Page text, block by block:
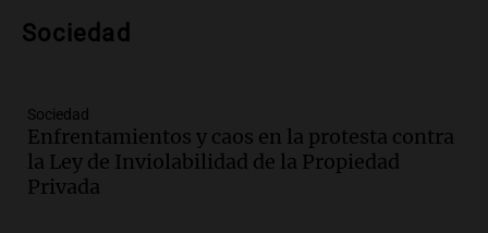
Episodios
sea, va a ser lindo”
La Cadena del Gol
Episodios
Audio.
Sociedad
Sociedad
Enfrentamientos y caos en la protesta contra
la Ley de Inviolabilidad de la Propiedad
Privada